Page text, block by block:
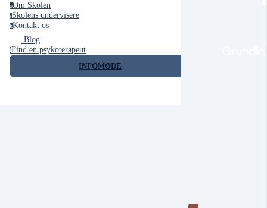
oOm Skolen
sSkolens undervisere
kKontakt os
Blog
fFind en psykoterapeut
INFOMØDE